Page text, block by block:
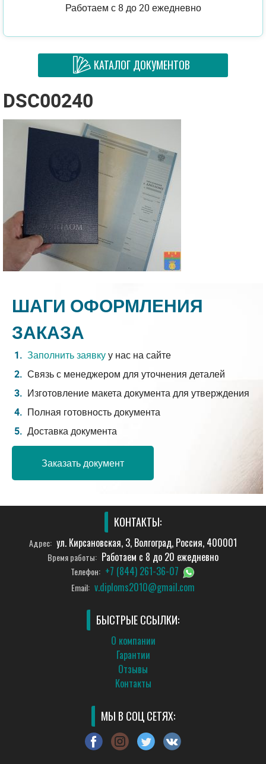
Работаем с 8 до 20 ежедневно
КАТАЛОГ ДОКУМЕНТОВ
DSC00240
ШАГИ ОФОРМЛЕНИЯ
ЗАКАЗА
Заполнить заявкуу нас на сайте
Связь с менеджером для уточнения деталей
Изготовление макета документа для утверждения
Полная готовность документа
Доставка документа
Заказать документ
КОНТАКТЫ:
Адрес: ул. Кирсановская, 3, Волгоград, Россия, 400001
Время работы: Работаем с 8 до 20 ежедневно
Телефон: +7 (844) 261-36-07
Email: v.diploms2010@gmail.com
БЫСТРЫЕ ССЫЛКИ:
О компании
Гарантии
Отзывы
Контакты
МЫ В СОЦ СЕТЯХ: